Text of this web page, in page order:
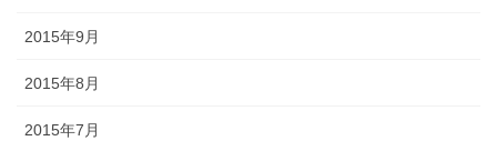
2015年9月
2015年8月
2015年7月